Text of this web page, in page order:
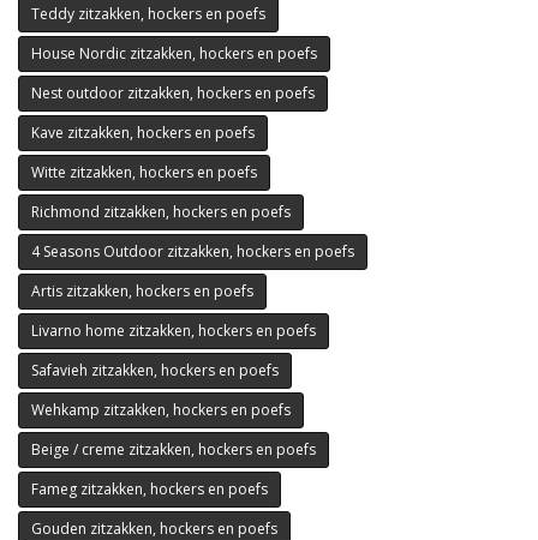
Teddy zitzakken, hockers en poefs
House Nordic zitzakken, hockers en poefs
Nest outdoor zitzakken, hockers en poefs
Kave zitzakken, hockers en poefs
Witte zitzakken, hockers en poefs
Richmond zitzakken, hockers en poefs
4 Seasons Outdoor zitzakken, hockers en poefs
Artis zitzakken, hockers en poefs
Livarno home zitzakken, hockers en poefs
Safavieh zitzakken, hockers en poefs
Wehkamp zitzakken, hockers en poefs
Beige / creme zitzakken, hockers en poefs
Fameg zitzakken, hockers en poefs
Gouden zitzakken, hockers en poefs